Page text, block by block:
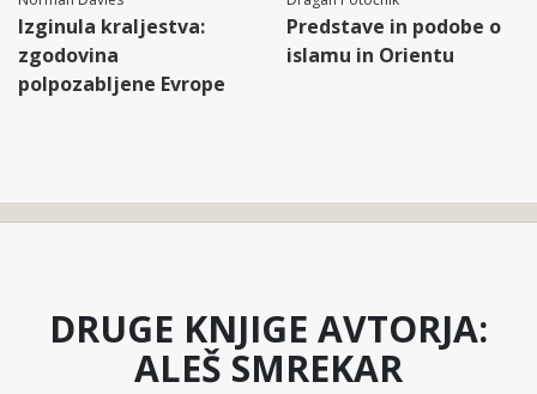
Izginula kraljestva:
zgodovina
polpozabljene Evrope
Predstave in podobe o
islamu in Orientu
DRUGE KNJIGE AVTORJA:
ALEŠ SMREKAR